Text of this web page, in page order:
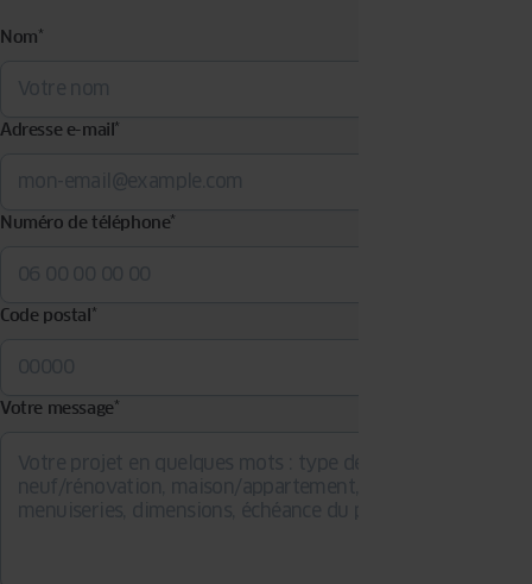
Nom*
Adresse e-mail*
Numéro de téléphone*
Code postal*
Votre message*